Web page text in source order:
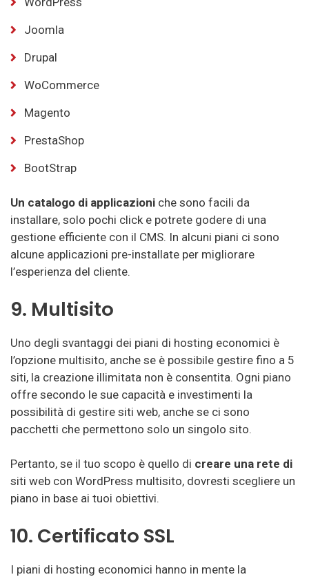
Joomla
Drupal
WoCommerce
Magento
PrestaShop
BootStrap
Un catalogo di applicazioni che sono facili da
installare, solo pochi click e potrete godere di una
gestione efficiente con il CMS. In alcuni piani ci sono
alcune applicazioni pre-installate per migliorare
l’esperienza del cliente.
9. Multisito
Uno degli svantaggi dei piani di hosting economici è
l’opzione multisito, anche se è possibile gestire fino a 5
siti, la creazione illimitata non è consentita. Ogni piano
offre secondo le sue capacità e investimenti la
possibilità di gestire siti web, anche se ci sono
pacchetti che permettono solo un singolo sito.
Pertanto, se il tuo scopo è quello di creare una rete di
siti web con WordPress multisito, dovresti scegliere un
piano in base ai tuoi obiettivi.
10. Certificato SSL
I piani di hosting economici hanno in mente la